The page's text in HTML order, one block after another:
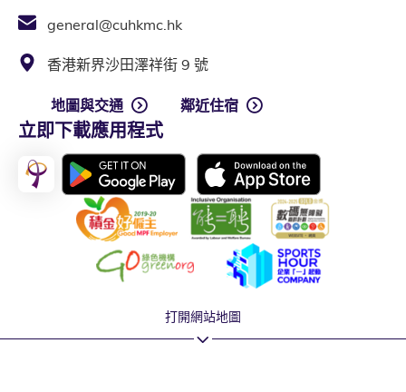
general@cuhkmc.hk
香港新界沙田澤祥街 9 號
地圖與交通 鄰近住宿
立即下載應用程式
打開網站地圖